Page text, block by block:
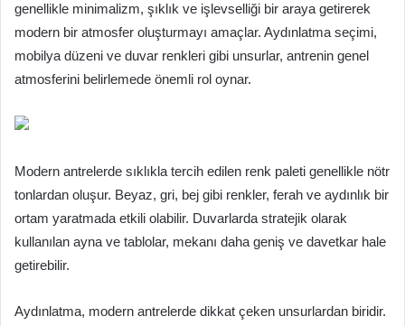
genellikle minimalizm, şıklık ve işlevselliği bir araya getirerek
modern bir atmosfer oluşturmayı amaçlar. Aydınlatma seçimi,
mobilya düzeni ve duvar renkleri gibi unsurlar, antrenin genel
atmosferini belirlemede önemli rol oynar.
Modern antrelerde sıklıkla tercih edilen renk paleti genellikle nötr
tonlardan oluşur. Beyaz, gri, bej gibi renkler, ferah ve aydınlık bir
ortam yaratmada etkili olabilir. Duvarlarda stratejik olarak
kullanılan ayna ve tablolar, mekanı daha geniş ve davetkar hale
getirebilir.
Aydınlatma, modern antrelerde dikkat çeken unsurlardan biridir.